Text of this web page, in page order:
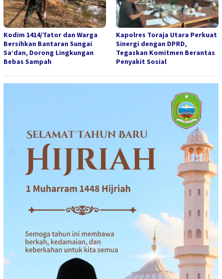
Kodim 1414/Tator dan Warga
Bersihkan Bantaran Sungai
Sa’dan, Dorong Lingkungan
Bebas Sampah
Kapolres Toraja Utara Perkuat
Sinergi dengan DPRD,
Tegaskan Komitmen Berantas
Penyakit Sosial